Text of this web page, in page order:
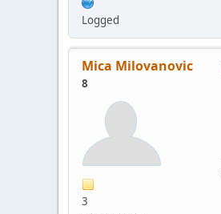
Logged
Mica Milovanovic
8
3